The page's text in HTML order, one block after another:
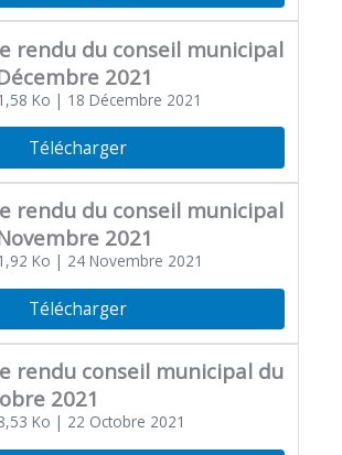
rendu du conseil municipal
2021
Ko | 18 Décembre 2021
Télécharger
rendu du conseil municipal
2021
Ko | 24 Novembre 2021
Télécharger
rendu conseil municipal du
2021
Ko | 22 Octobre 2021